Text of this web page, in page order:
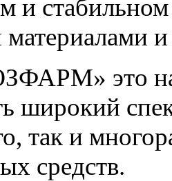
и
это
широкий
так и
средств.